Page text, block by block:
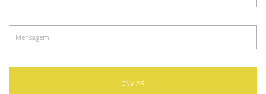
ENVIAR